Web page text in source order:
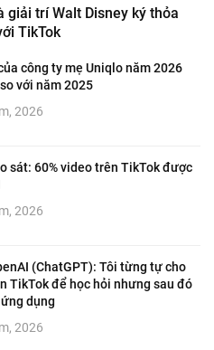
giải trí Walt Disney ký thỏa
TikTok
công ty mẹ Uniqlo năm 2026
với năm 2025
2026
sát: 60% video trên TikTok được
2026
(ChatGPT): Tôi từng tự cho
TikTok để học hỏi nhưng sau đó
dụng
2026